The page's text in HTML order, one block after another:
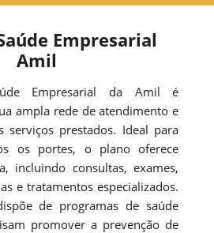
Empresarial
Amil
Empresarial da Amil é
ampla rede de atendimento e
serviços prestados. Ideal para
os portes, o plano oferece
incluindo consultas, exames,
e tratamentos especializados.
de programas de saúde
promover a prevenção de